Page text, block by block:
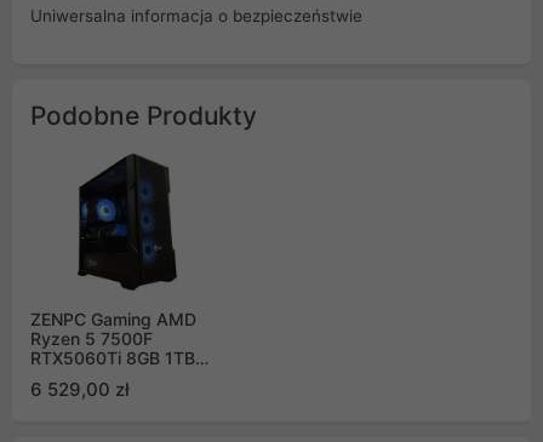
Uniwersalna informacja o bezpieczeństwie
Podobne Produkty
ZENPC Gaming AMD
Ryzen 5 7500F
RTX5060Ti 8GB 1TB
6 529,00 zł